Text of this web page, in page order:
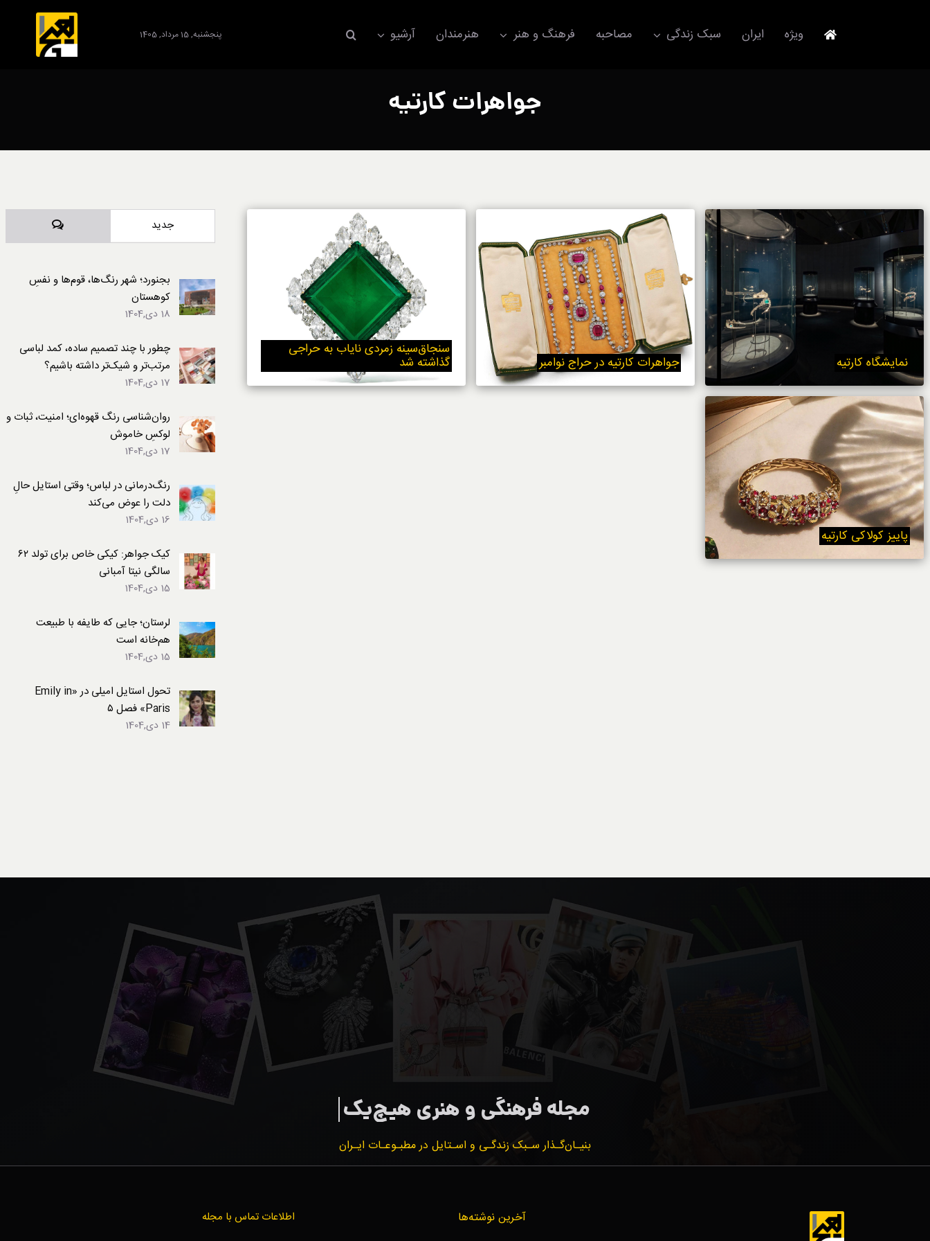
ویژه ایران سبک زندگی
استایل
آداب معاشرت
ورزش/ سلامت/ زیبایی
تکنولوژی
خودرو
خوردنی‌ها
استایل
مصاحبه فرهنگ و هنر هنرمندان آرشیو پنجشنبه, 15 مرداد, 1405
جواهرات کارتیه
نمایشگاه کارتیه جواهرات کارتیه در حراج نوامبر
سنجاق‌سینه زمردی نایاب به حراجی
گذاشته شد
پاییز کولاکی کارتیه
جدید دیدگاه‌ها
بجنورد؛ شهر رنگ‌ها، قوم‌ها و نفسِ
کوهستان
18 دی,1404
چطور با چند تصمیم ساده، کمد لباسی
مرتب‌تر و شیک‌تر داشته باشیم؟
17 دی,1404
روان‌شناسی رنگ قهوه‌ای؛ امنیت، ثبات و
لوکسِ خاموش
17 دی,1404
رنگ‌درمانی در لباس؛ وقتی استایل حالِ
دلت را عوض می‌کند
16 دی,1404
کیک جواهر: کیکی خاص برای تولد ۶۲
سالگی نیتا آمبانی
15 دی,1404
لرستان؛ جایی که طایفه با طبیعت
هم‌خانه است
15 دی,1404
تحول استایل امیلی در «Emily in
Paris» فصل ۵
14 دی,1404
بنیـان‌گـذار سـبک زندگـی و اسـتایل در مطبـوعـات ایـران
آخرین نوشته‌ها اطلاعات تماس با مجله